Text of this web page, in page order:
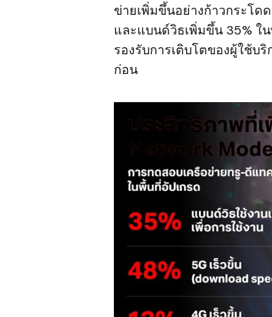
ข่ายเพิ่มขึ้นอย่างก้าวกระโด
และแบนด์วิธเพิ่มขึ้น 35% ใ
รองรับการเติบโตของผู้ใช้บ
ก่อน